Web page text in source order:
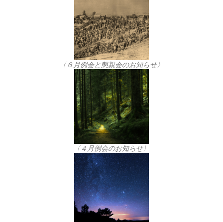
〈６月例会と懇親会のお知らせ〉
〈４月例会のお知らせ〉